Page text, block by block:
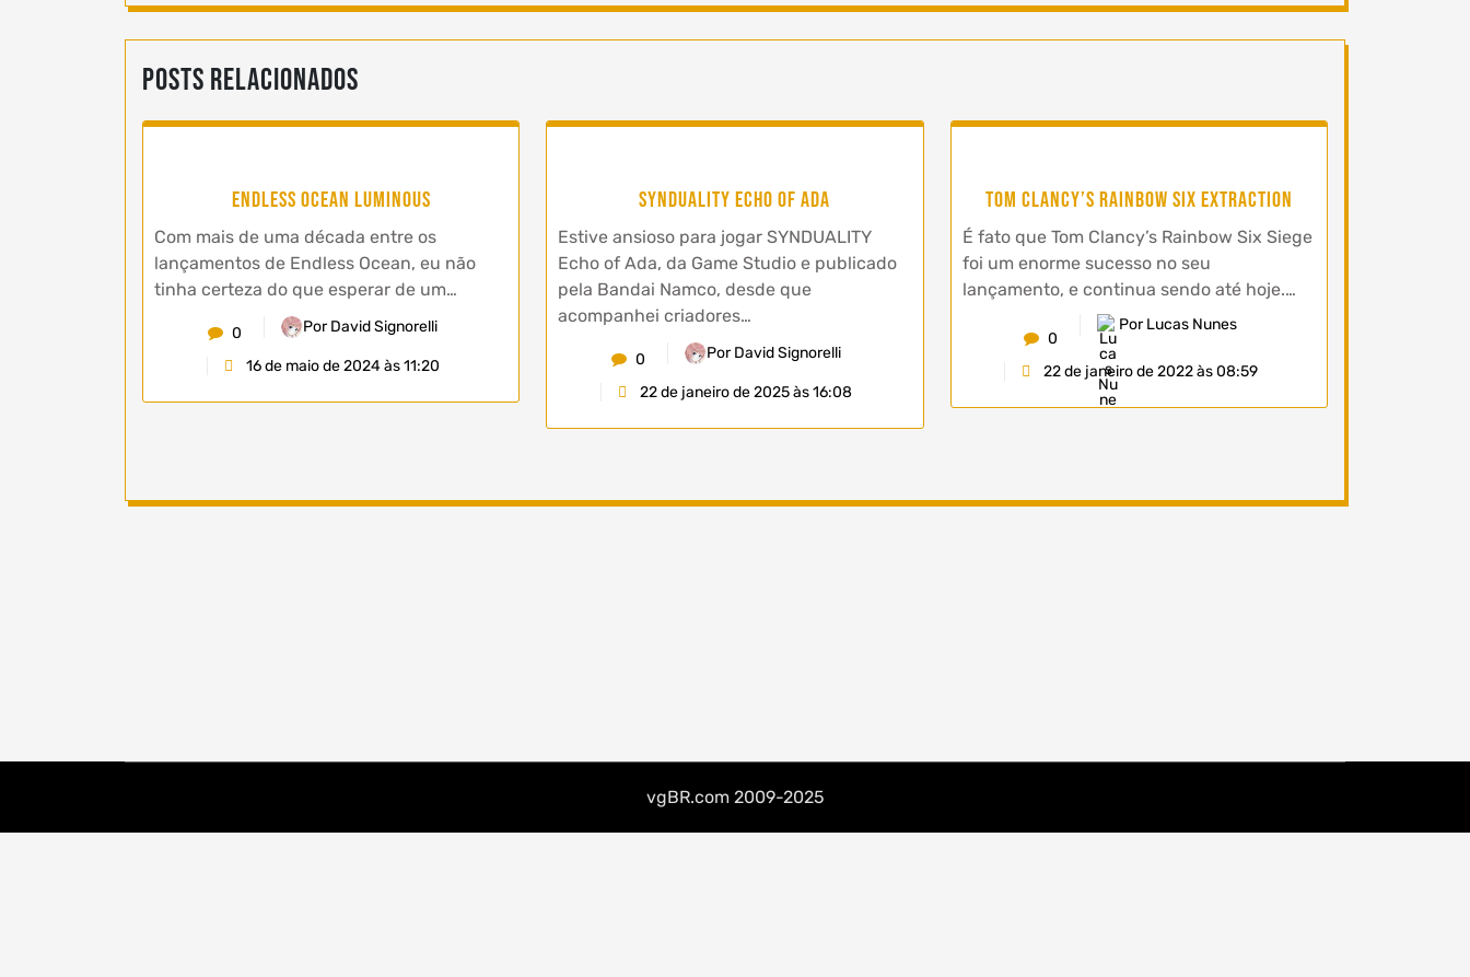
Posts Relacionados
Endless Ocean Luminous
Com mais de uma década entre os
lançamentos de Endless Ocean, eu não
tinha certeza do que esperar de um…
0 Por David Signorelli
16 de maio de 2024 às 11:20
SYNDUALITY Echo of Ada
Estive ansioso para jogar SYNDUALITY
Echo of Ada, da Game Studio e publicado
pela Bandai Namco, desde que
acompanhei criadores…
0 Por David Signorelli
22 de janeiro de 2025 às 16:08
Tom Clancy’s Rainbow Six Extraction
É fato que Tom Clancy’s Rainbow Six Siege
foi um enorme sucesso no seu
lançamento, e continua sendo até hoje.…
0
Por Lucas Nunes
22 de janeiro de 2022 às 08:59
vgBR.com 2009-2025